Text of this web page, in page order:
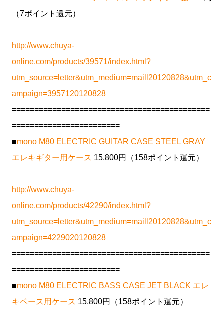
（7ポイント還元）
http://www.chuya-
online.com/products/39571/index.html?
utm_source=letter&utm_medium=maill20120828&utm_c
ampaign=3957120120828
============================================
========================
■mono M80 ELECTRIC GUITAR CASE STEEL GRAY
エレキギター用ケース 15,800円（158ポイント還元）
http://www.chuya-
online.com/products/42290/index.html?
utm_source=letter&utm_medium=maill20120828&utm_c
ampaign=4229020120828
============================================
========================
■mono M80 ELECTRIC BASS CASE JET BLACK エレ
キベース用ケース 15,800円（158ポイント還元）